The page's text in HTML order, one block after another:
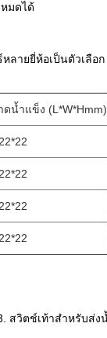
มดได้
ลายยี่ห้อเป็นตัวเลือก
น้ำแข็ง (L*W*Hmm)